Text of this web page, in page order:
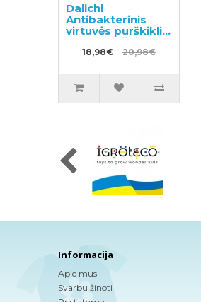
Daiichi
Antibakterinis
virtuvės purškiklis
400ml + užpildas
360ml
18,98€ 20,98€
Informacija
Apie mus
Svarbu žinoti